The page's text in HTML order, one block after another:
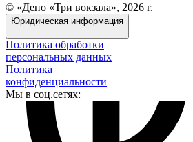
© «Депо «Три вокзала», 2026 г.
Юридическая информация
Политика обработки
персональных данных
Политика
конфиденциальности
Мы в соц.сетях: